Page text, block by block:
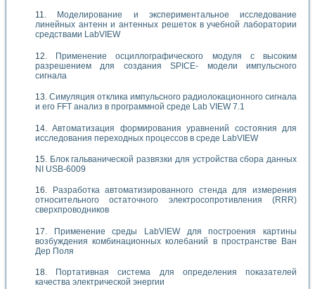
Моделирование и экспериментальное исследование
линейных антенн и антенных решеток в учебной лаборатории
средствами LabVIEW
Применение осциллографического модуля с высоким
разрешением для создания SPICE- модели импульсного
сигнала
Симуляция отклика импульсного радиолокационного сигнала
и его FFT анализ в программной среде Lab VIEW 7.1
Автоматизация формирования уравнений состояния для
исследования переходных процессов в среде LabVIEW
Блок гальванической развязки для устройства сбора данных
NI USB-6009
Разработка автоматизированного стенда для измерения
относительного остаточного электросопротивления (RRR)
сверхпроводников
Применение среды LabVIEW для построения картины
возбуждения комбинационных колебаний в пространстве Ван
Дер Поля
Портативная система для определения показателей
качества электрической энергии